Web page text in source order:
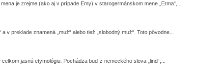
je zrejme (ako aj v prípade Emy) v starogermánskom mene „Erma“,...
v preklade znamená „muž“ alebo tiež „slobodný muž“. Toto pôvodne...
jasnú etymológiu. Pochádza buď z nemeckého slova „lind“,...